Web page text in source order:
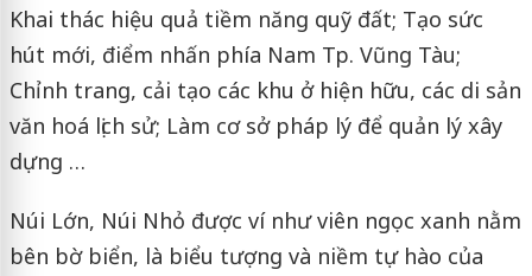
Khai thác hiệu quả tiềm năng quỹ đất; Tạo sức
hút mới, điểm nhấn phía Nam Tp. Vũng Tàu;
Chỉnh trang, cải tạo các khu ở hiện hữu, các di sản
văn hoá lịch sử; Làm cơ sở pháp lý để quản lý xây
dựng …
Núi Lớn, Núi Nhỏ được ví như viên ngọc xanh nằm
bên bờ biển, là biểu tượng và niềm tự hào của